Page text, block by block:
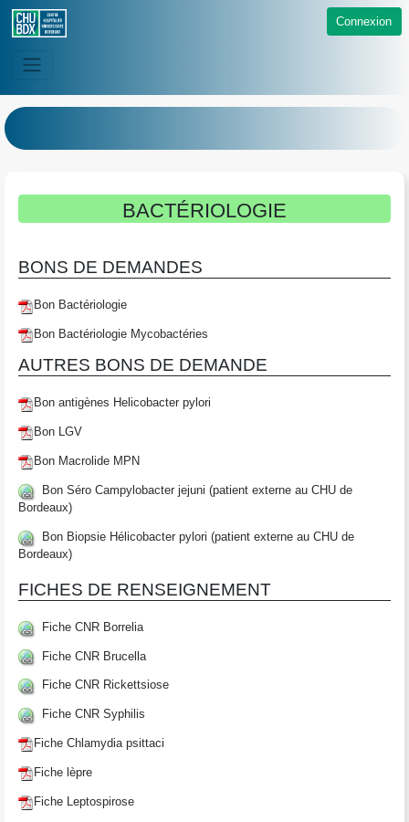
Connexion
BACTÉRIOLOGIE
BONS DE DEMANDES
Bon Bactériologie
Bon Bactériologie Mycobactéries
AUTRES BONS DE DEMANDE
Bon antigènes Helicobacter pylori
Bon LGV
Bon Macrolide MPN
Bon Séro Campylobacter jejuni (patient externe au CHU de
Bordeaux)
Bon Biopsie Hélicobacter pylori (patient externe au CHU de
Bordeaux)
FICHES DE RENSEIGNEMENT
Fiche CNR Borrelia
Fiche CNR Brucella
Fiche CNR Rickettsiose
Fiche CNR Syphilis
Fiche Chlamydia psittaci
Fiche lèpre
Fiche Leptospirose